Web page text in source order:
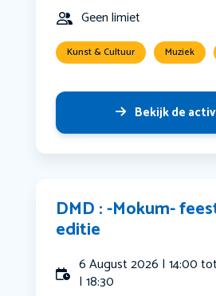
Geen limiet
Kunst & Cultuur Muziek
Bekijk de
DMD : -Mokum-
editie
6 August 2026 | 14:00
| 18:30